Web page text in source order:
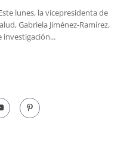
lunes, la vicepresidenta de
Gabriela Jiménez-Ramírez,
investigación...